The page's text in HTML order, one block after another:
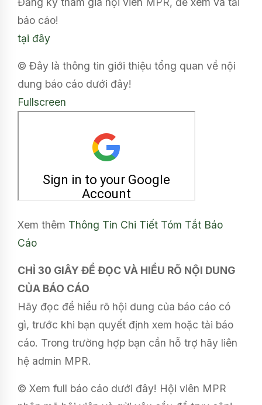
báo cáo!
tại đây
© Đây là thông tin giới thiệu tổng quan về nội
dung báo cáo dưới đây!
Fullscreen
Xem thêm Thông Tin Chi Tiết Tóm Tắt Báo
Cáo
CHỈ 30 GIÂY ĐỂ ĐỌC VÀ HIỂU RÕ NỘI DUNG
CỦA BÁO CÁO
Hãy đọc để hiểu rõ hội dung của báo cáo có
gì, trước khi bạn quyết định xem hoặc tải báo
cáo. Trong trường hợp bạn cần hỗ trợ hãy liên
hệ admin MPR.
© Xem full báo cáo dưới đây! Hội viên MPR